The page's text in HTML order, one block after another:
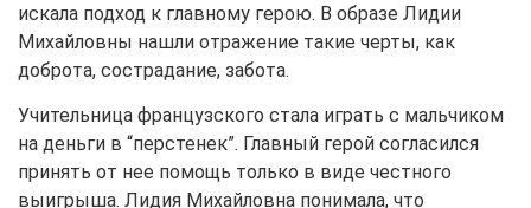
искала подход к главному герою. В образе Лидии
Михайловны нашли отражение такие черты, как
доброта, сострадание, забота.
Учительница французского стала играть с мальчиком
на деньги в “перстенек”. Главный герой согласился
принять от нее помощь только в виде честного
выигрыша. Лидия Михайловна понимала, что